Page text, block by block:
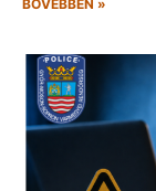
BŐVEBBEN »